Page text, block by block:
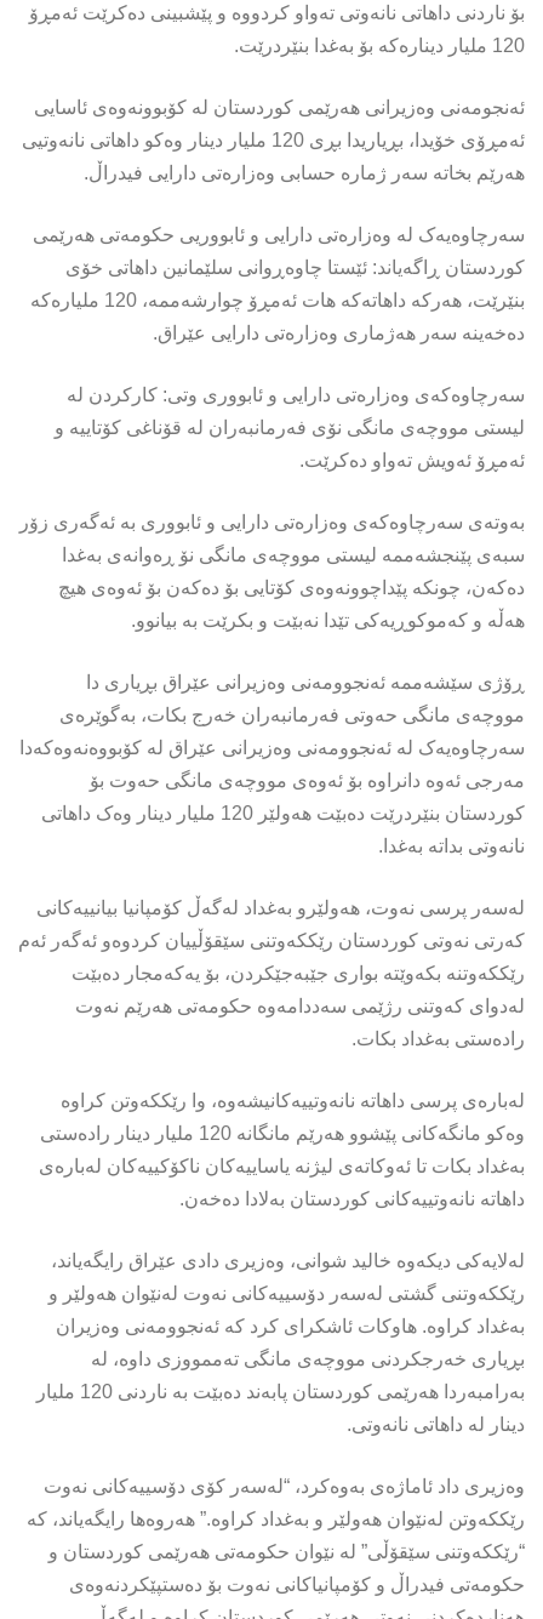
بۆ ناردنی داهاتی نانەوتی تەواو کردووە و پێشبینی دەکرێت ئەمڕۆ
120 ملیار دینارەکە بۆ بەغدا بنێردرێت.
ئەنجومەنی وەزیرانی هەرێمی كوردستان لە كۆبوونەوەی ئاسایی
ئەمڕۆی خۆیدا، بڕیاریدا بڕی 120 ملیار دینار وەكو داهاتی نانەوتیی
هەرێم بخاتە سەر ژمارە حسابی وەزارەتی دارایی فیدراڵ.
سەرچاوەیەک لە وەزارەتی دارایی و ئابووریی حکومەتی هەرێمی
کوردستان ڕاگەیاند: ئێستا چاوەڕوانی سلێمانین داهاتی خۆی
بنێرێت، هەرکە داهاتەکە هات ئەمڕۆ چوارشەممە، 120 ملیارەکە
دەخەینە سەر هەژماری وەزارەتی دارایی عێراق.
سەرچاوەکەی وەزارەتی دارایی و ئابووری وتی: کارکردن لە
لیستی مووچەی مانگی نۆی فەرمانبەران لە قۆناغی کۆتاییە و
ئەمڕۆ ئەویش تەواو دەکرێت.
بەوتەی سەرچاوەکەی وەزارەتی دارایی و ئابووری بە ئەگەری زۆر
سبەی پێنجشەممە لیستی مووچەی مانگی نۆ ڕەوانەی بەغدا
دەکەن، چونکە پێداچوونەوەی کۆتایی بۆ دەکەن بۆ ئەوەی هیچ
هەڵە و کەموکوڕیەکی تێدا نەبێت و بکرێت بە بیانوو.
ڕۆژی سێشەممە ئەنجوومەنی وەزیرانی عێراق بڕیاری دا
مووچەی مانگی حەوتی فەرمانبەران خەرج بکات، بەگوێرەی
سەرچاوەیەک لە ئەنجوومەنی وەزیرانی عێراق لە کۆبووەنەوەکەدا
مەرجی ئەوە دانراوە بۆ ئەوەی مووچەی مانگی حەوت بۆ
کوردستان بنێردرێت دەبێت هەولێر 120 ملیار دینار وەک داهاتی
نانەوتی بداتە بەغدا.
لەسەر پرسی نەوت، هەولێرو بەغداد لەگەڵ كۆمپانیا بیانییەكانی
كەرتی نەوتی كوردستان رێككەوتنی سێقۆڵییان كردوەو ئەگەر ئەم
رێككەوتنە بكەوێتە بواری جێبەجێكردن، بۆ یەكەمجار دەبێت
لەدوای كەوتنی رژێمی سەددامەوە حكومەتی هەرێم نەوت
رادەستی بەغداد بكات.
لەبارەی پرسی داهاتە نانەوتییەكانیشەوە، وا رێككەوتن كراوە
وەكو مانگەكانی پێشوو هەرێم مانگانە 120 ملیار دینار رادەستی
بەغداد بكات تا ئەوكاتەی لیژنە یاساییەكان ناكۆكییەكان لەبارەی
داهاتە نانەوتییەكانی كوردستان بەلادا دەخەن.
لەلایەکى دیکەوە خالید شوانی، وەزیری دادی عێراق رایگەیاند،
رێککەوتنی گشتی لەسەر دۆسییەکانی نەوت لەنێوان هەولێر و
بەغداد کراوە. هاوکات ئاشکرای کرد کە ئەنجوومەنی وەزیران
بڕیاری خەرجکردنی مووچەی مانگی تەممووزی داوە، لە
بەرامبەردا هەرێمی کوردستان پابەند دەبێت بە ناردنی 120 ملیار
دینار لە داهاتی نانەوتی.
وەزیری داد ئاماژەی بەوەکرد، “لەسەر کۆی دۆسییەکانی نەوت
رێککەوتن لەنێوان هەولێر و بەغداد کراوە.” هەروەها رایگەیاند، کە
“رێککەوتنی سێقۆڵی” لە نێوان حکومەتی هەرێمی کوردستان و
حکومەتی فیدراڵ و کۆمپانیاکانی نەوت بۆ دەستپێکردنەوەی